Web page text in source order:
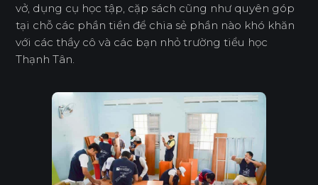
vở, dụng cụ học tập, cặp sách cũng như quyên góp
tại chỗ các phần tiền để chia sẻ phần nào khó khăn
với các thầy cô và các bạn nhỏ trường tiểu học
Thạnh Tân.